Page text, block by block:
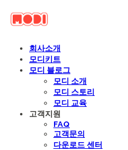
회사소개
모디키트
모디 블로그
모디 소개
모디 스토리
모디 교육
고객지원
FAQ
고객문의
다운로드 센터